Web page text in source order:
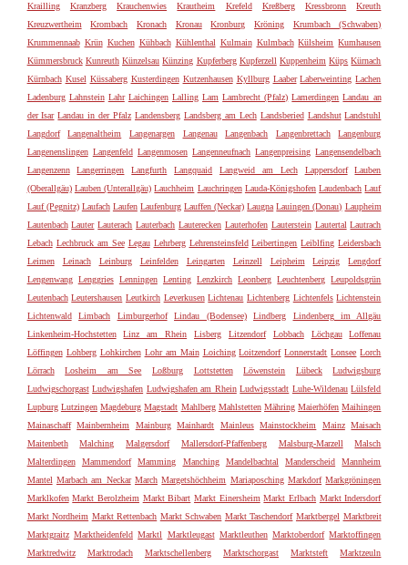
Krailling
Kranzberg Krauchenwies Krautheim Krefeld Kreßberg Kressbronn
Kreuth
Kreuzwertheim
Krombach Kronach Kronau Kronburg Kröning
Krumbach (Schwaben)
Krummennaab Krün Kuchen Kühbach Kühlenthal Kulmain Kulmbach Külsheim Kumhausen
Kümmersbruck Kunreuth Künzelsau Künzing Kupferberg Kupferzell Kuppenheim Küps Kürnach
Kürnbach Kusel Küssaberg Kusterdingen Kutzenhausen Kyllburg Laaber Laberweinting Lachen
Ladenburg Lahnstein Lahr Laichingen Lalling Lam Lambrecht (Pfalz) Lamerdingen Landau an
der Isar Landau in der Pfalz Landensberg Landsberg am Lech Landsberied Landshut Landstuhl
Langdorf
Langenaltheim Langenargen Langenau Langenbach Langenbrettach
Langenburg
Langenenslingen Langenfeld Langenmosen Langenneufnach Langenpreising Langensendelbach
Langenzenn
Langerringen Langfurth Langquaid Langweid am Lech Lappersdorf
Lauben
(Oberallgäu) Lauben (Unterallgäu) Lauchheim Lauchringen Lauda-Königshofen Laudenbach Lauf
Lauf (Pegnitz) Laufach Laufen Laufenburg Lauffen (Neckar) Laugna Lauingen (Donau) Laupheim
Lautenbach Lauter Lauterach Lauterbach Lauterecken Lauterhofen Lauterstein Lautertal Lautrach
Lebach Lechbruck am See Legau Lehrberg Lehrensteinsfeld Leibertingen Leiblfing Leidersbach
Leimen
Leinach Leinburg Leinfelden Leingarten Leinzell Leipheim Leipzig
Lengdorf
Lengenwang Lenggries Lenningen Lenting Lenzkirch Leonberg Leuchtenberg Leupoldsgrün
Leutenbach Leutershausen Leutkirch Leverkusen Lichtenau Lichtenberg Lichtenfels Lichtenstein
Lichtenwald
Limbach Limburgerhof Lindau (Bodensee) Lindberg
Lindenberg im Allgäu
Linkenheim-Hochstetten
Linz am Rhein Lisberg Litzendorf Lobbach Löchgau
Loffenau
Löffingen Lohberg Lohkirchen Lohr am Main Loiching Loitzendorf Lonnerstadt Lonsee Lorch
Lörrach
Losheim am See Loßburg Lottstetten Löwenstein Lübeck
Ludwigsburg
Ludwigschorgast Ludwigshafen Ludwigshafen am Rhein Ludwigsstadt Luhe-Wildenau Lülsfeld
Lupburg Lutzingen Magdeburg Magstadt Mahlberg Mahlstetten Mähring Maierhöfen Maihingen
Mainaschaff Mainbernheim Mainburg Mainhardt Mainleus Mainstockheim Mainz Maisach
Maitenbeth
Malching Malgersdorf Mallersdorf-Pfaffenberg Malsburg-Marzell
Malsch
Malterdingen
Mammendorf Mamming Manching Mandelbachtal Manderscheid
Mannheim
Mantel Marbach am Neckar March Margetshöchheim Mariaposching Markdorf Markgröningen
Marklkofen Markt Berolzheim Markt Bibart Markt Einersheim Markt Erlbach Markt Indersdorf
Markt Nordheim Markt Rettenbach Markt Schwaben Markt Taschendorf Marktbergel Marktbreit
Marktgraitz Marktheidenfeld Marktl Marktleugast Marktleuthen Marktoberdorf Marktoffingen
Marktredwitz
Marktrodach Marktschellenberg Marktschorgast Marktsteft
Marktzeuln